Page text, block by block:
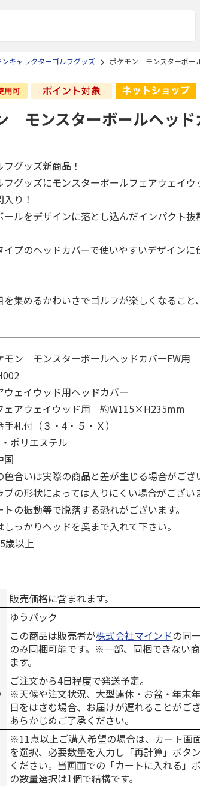
キャラクターゴルフグッズ ポケモン モンスターボー
ーシート(S)
のトトロ (ネ
) VS1
・税込)
けろけろけろっぴ
ゴルフマーカー
2,420円
(送料・税込)
ハローキティ（ブ
チ
2,530円
(送料・税込)
モンスターボールヘッド
グッズ新商品！
フグッズにモンスターボールフェアウェイウ
り！
ールをデザインに落とし込んだインパクト抜
イプのヘッドカバーで使いやすいデザインに
を集めるかわいさでゴルフが楽しくなること
モン モンスターボールヘッドカバーFW用
ウェイウッド用ヘッドカバー
ェアウェイウッド用 約W115×H235mm
札付（３・4・５・Ｘ）
ポリエステル
国
合いは実際の商品と差が生じる場合がござ
の形状によっては入りにくい場合がござい
の振動等で脱落する恐れがございます。
っかりヘッドを奥まで入れて下さい。
以上
販売価格に含まれます。
ゆうパック
この商品は販売者が株式会社マインドの同
のみ同梱可能です。※一部、同梱できない
ます。
ご注文から4日程度で発送予定。
※天候や注文状況、大型連休・お盆・年末
日をはさむ場合、お届けが遅れることがご
あらかじめご了承ください。
※11点以上ご購入希望の場合は、カート画
を選択、必要数量を入力し「再計算」ボタ
ください。当画面での「カートに入れる」
の数量選択は1個で結構です。